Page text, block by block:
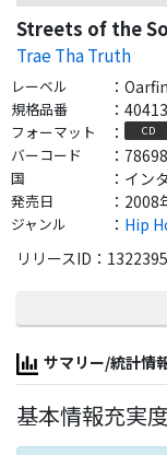
Streets of the
Trae Tha Truth
レーベル ： Oarfin
規格品番 ： 40413
フォーマット ： CD
バーコード ：
国 ： イン
発売日 ： 2008
ジャンル ： Hip
リリースID：
サマリー/統計情
基本情報充実度